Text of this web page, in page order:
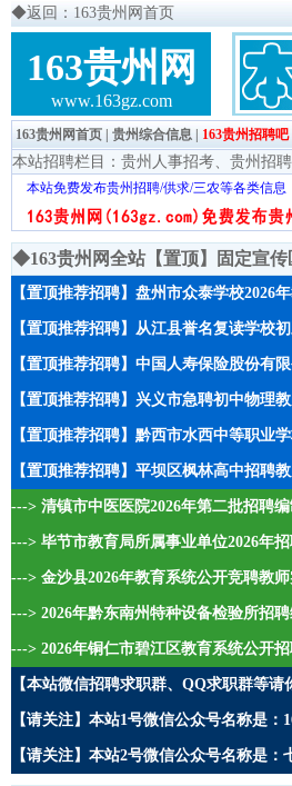
◆返回：163贵州网首页
163贵州网
www.163gz.com
163贵州网首页 贵州综合信息 163贵州招聘吧|
本站招聘栏目： 贵州人事招考、 贵州招聘
本站免费发布贵州招聘/供求/三农等各类信息
◆163贵州网全站【置顶】
【置顶推荐招聘】盘州市众泰学校2026
【置顶推荐招聘】从江县誉名复读学校
【置顶推荐招聘】中国人寿保险股份有
【置顶推荐招聘】兴义市急聘初中物理
【置顶推荐招聘】黔西市水西中等职业
【置顶推荐招聘】平坝区枫林高中招聘
---> 清镇市中医医院2026年第二批招聘
---> 毕节市教育局所属事业单位2026年
---> 金沙县2026年教育系统公开竞聘教
---> 2026年黔东南州特种设备检验所招
---> 2026年铜仁市碧江区教育系统公开
【本站微信招聘求职群、QQ求职群等请
【请关注】本站1号微信公众号名称是
【请关注】本站2号微信公众号名称是